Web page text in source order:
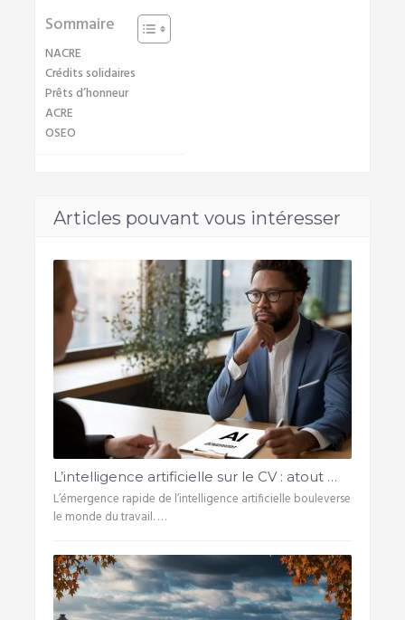
Sommaire
NACRE
Crédits solidaires
Prêts d’honneur
ACRE
OSEO
Articles pouvant vous intéresser
L’intelligence artificielle sur le CV : atout …
L’émergence rapide de l’intelligence artificielle bouleverse
le monde du travail. …